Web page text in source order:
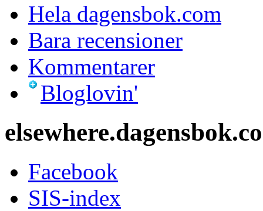
Hela dagensbok.com
Bara recensioner
Kommentarer
Bloglovin'
Facebook
SIS-index